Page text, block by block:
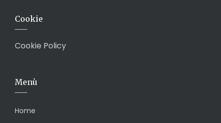
Cookie
Cookie Policy
Menù
Home